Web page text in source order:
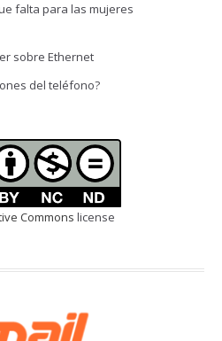
falta para las mujeres
sobre Ethernet
del teléfono?
Commons license